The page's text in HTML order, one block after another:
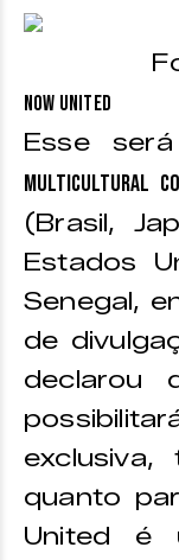
Now United
Esse
multicultural
(Brasil,
Estados
Senegal,
de
declarou
quanto
United é